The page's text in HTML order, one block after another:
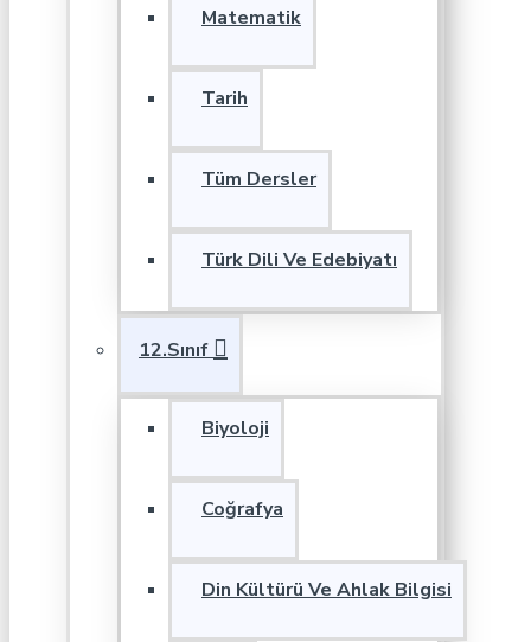
Matematik
Tarih
Tüm Dersler
Türk Dili Ve Edebiyatı
12.Sınıf
Biyoloji
Coğrafya
Din Kültürü Ve Ahlak Bilgisi